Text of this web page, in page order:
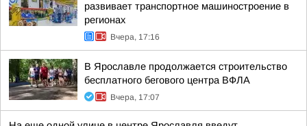
развивает транспортное машиностроение в
регионах
Вчера, 17:16
В Ярославле продолжается строительство
бесплатного бегового центра ВФЛА
Вчера, 17:07